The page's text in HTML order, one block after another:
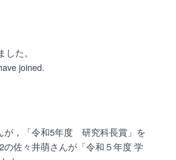
た。
joined.
が，「令和5年度 研究科長賞」を
の佐々井萌さんが「令和５年度 学